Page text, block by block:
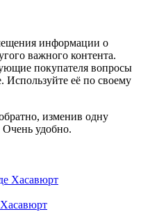
информации о
важного контента.
покупателя вопросы
Используйте её по своему
изменив одну
Очень удобно.